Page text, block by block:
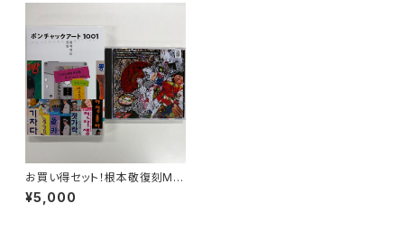
お買い得セット！根本敬復刻MIX
1枚 ＋ 『ポンチャックアート100
1』1冊
¥5,000